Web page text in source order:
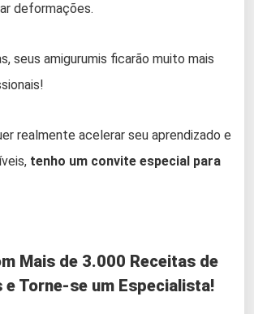
deformações.
seus amigurumis ficarão muito mais
realmente acelerar seu aprendizado e
tenho um convite especial para
Mais de 3.000 Receitas de
e Torne-se um Especialista!